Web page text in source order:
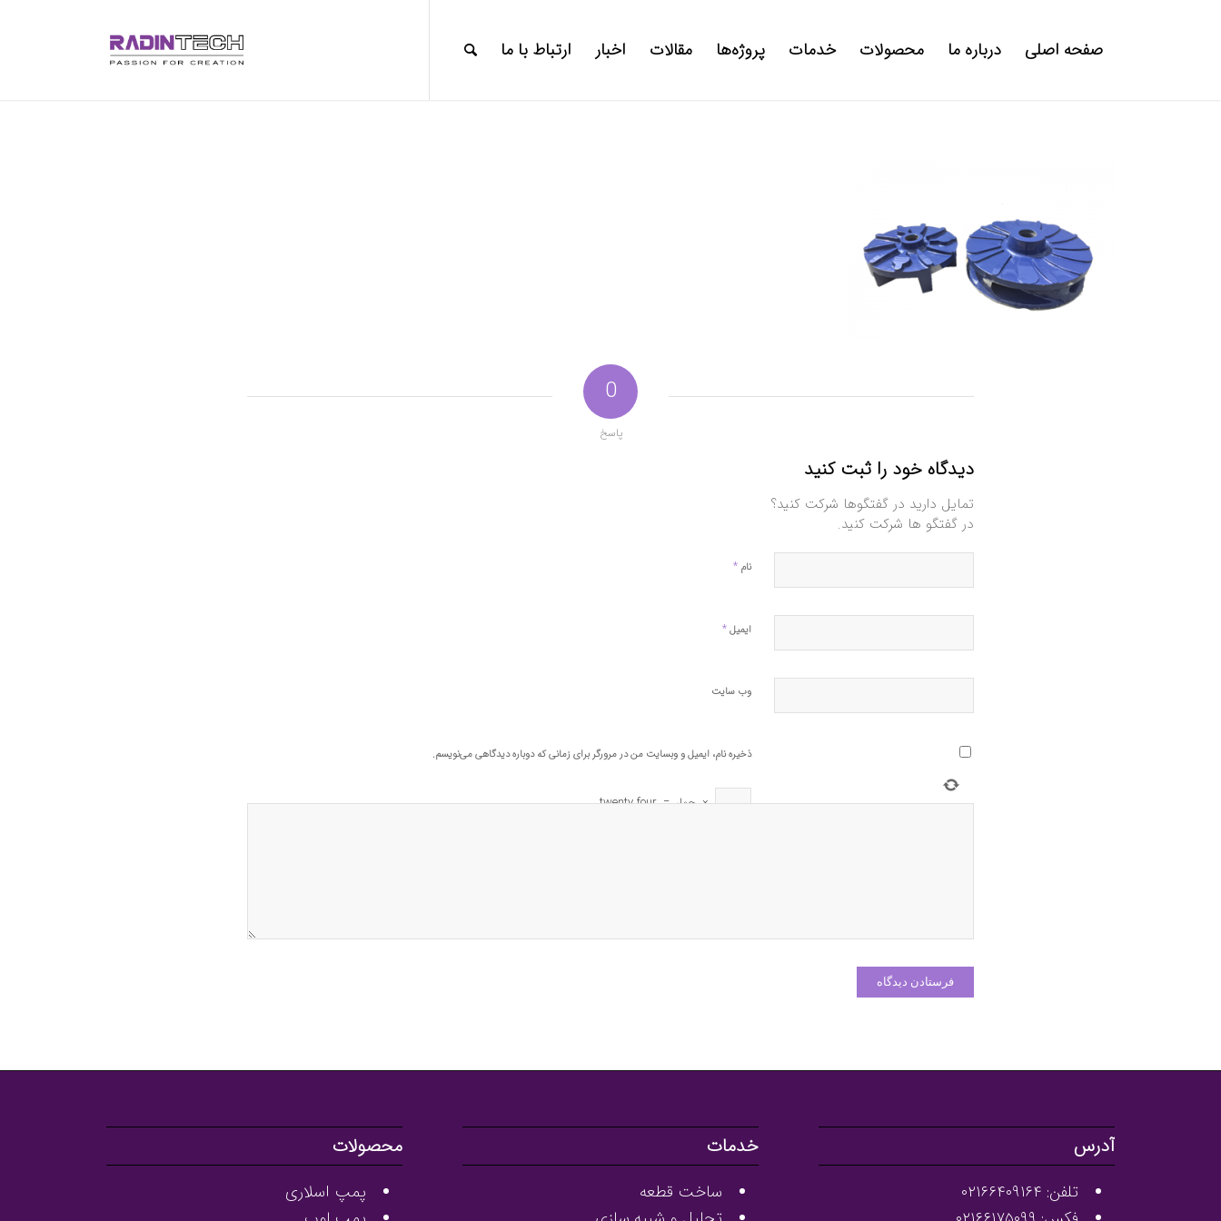
صفحه اصلی درباره ما محصولات خدمات پروژه‌ها مقالات اخبار ارتباط با ما
0
پاسخ
دیدگاه خود را ثبت کنید
تمایل دارید در گفتگوها شرکت کنید؟
در گفتگو ها شرکت کنید.
نام *
ایمیل*
وب‌ سایت
ذخیره نام، ایمیل و وبسایت من در مرورگر برای زمانی که دوباره دیدگاهی می‌نویسم.
×چهار=
twenty four
آدرس
تلفن: ۰۲۱۶۶۴۰۹۱۶۴
خدمات
ساخت قطعه
محصولات
پمپ اسلاری